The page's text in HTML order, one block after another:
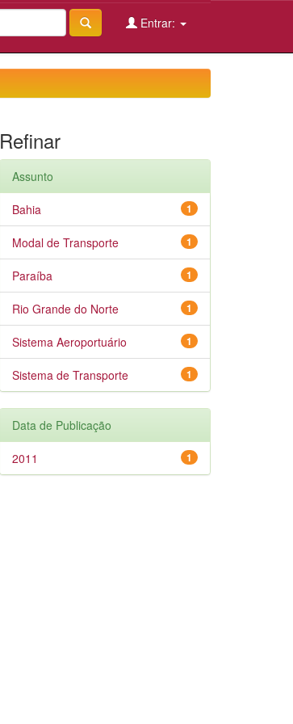
Entrar:
Refinar
Assunto
1
Bahia
1
Modal de Transporte
1
Paraíba
1
Rio Grande do Norte
1
Sistema Aeroportuário
1
Sistema de Transporte
Data de Publicação
1
2011